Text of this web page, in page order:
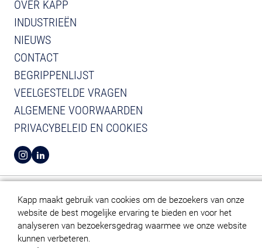
Kapp maakt gebruik van cookies om de bezoekers van onze
website de best mogelijke ervaring te bieden en voor het
analyseren van bezoekersgedrag waarmee we onze website
kunnen verbeteren.
OVER KAPP
INDUSTRIEËN
NIEUWS
CONTACT
BEGRIPPENLIJST
VEELGESTELDE VRAGEN
ALGEMENE VOORWAARDEN
PRIVACYBELEID EN COOKIES
BEKIJK INSTAGRAM VAN KAPP
BEKIJK LINKEDIN VAN KAPP